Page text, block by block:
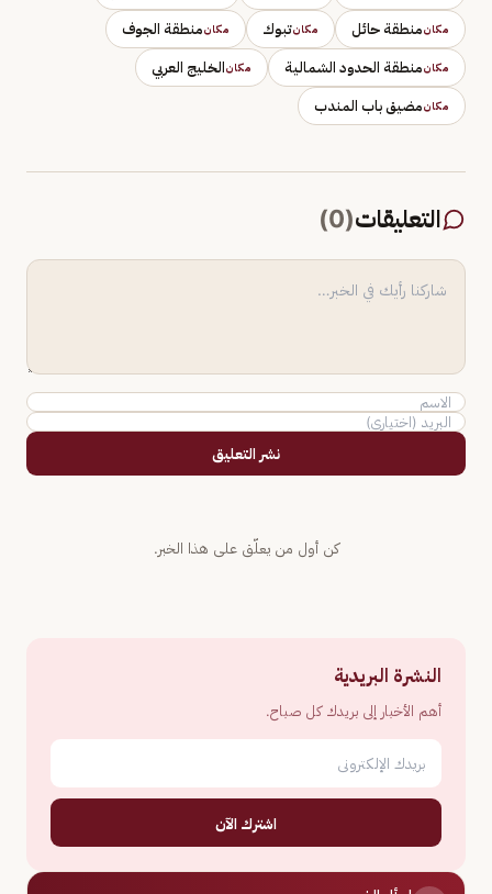
مكانمنطقة حائل مكانتبوك مكانمنطقة الجوف
مكانمنطقة الحدود الشمالية مكانالخليج العربي
مكانمضيق باب المندب
التعليقات(
0
)
نشر التعليق
كن أول من يعلّق على هذا الخبر.
النشرة البريدية
أهم الأخبار إلى بريدك كل صباح.
اشترك الآن